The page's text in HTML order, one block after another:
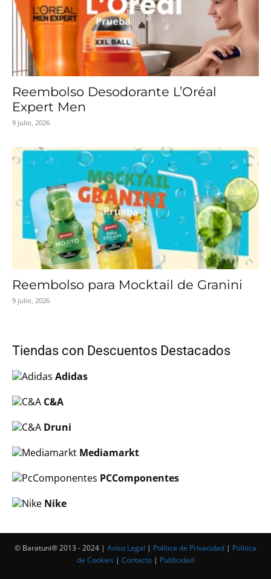
Reembolso Desodorante L’Oréal
Expert Men
9 julio, 2026
Reembolso para Mocktail de Granini
9 julio, 2026
Tiendas con Descuentos Destacados
Adidas
C&A
Druni
Mediamarkt
PCComponentes
Nike
© Baratuni®‎ 2013 - 2024 | Aviso Legal | Política de Privacidad | Política
de Cookies | Contacto | Publicidad